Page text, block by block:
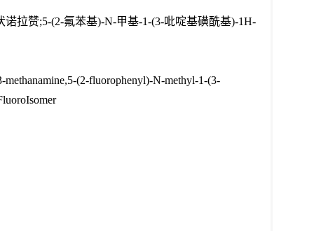
拉赞;5-(2-氟苯基)-N-甲基-1-(3-吡啶基磺酰基)-1H-
(2-fluorophenyl)-N-methyl-1-(3-